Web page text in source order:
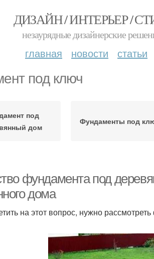
ДИЗАЙН / ИНТЕРЬЕР /
незаурядные дизайнерские
главная новости статьи
под ключ
под
дом
Фундаменты под
фундамента под
дома
на этот вопрос, нужно